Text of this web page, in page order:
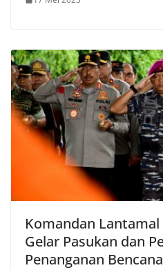
Komandan
Gelar Pasukan dan
Penanganan